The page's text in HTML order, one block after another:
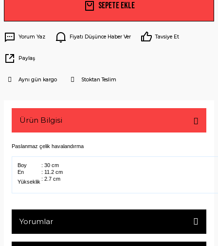
Sepete Ekle
Yorum Yaz Fiyatı Düşünce Haber Ver Tavsiye Et
Paylaş
Aynı gün kargo Stoktan Teslim
Ürün Bilgisi
Paslanmaz çelik havalandırma
Boy
: 30 cm
En
: 11.2 cm
Yükseklik : 2.7 cm
Yorumlar